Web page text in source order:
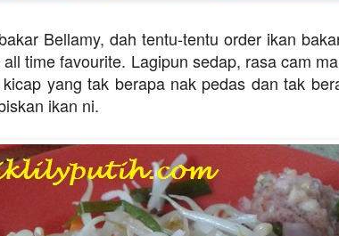
Bellamy, dah tentu-tentu order ikan
time favourite. Lagipun sedap, rasa cam
yang tak berapa nak pedas dan tak
ikan ni.